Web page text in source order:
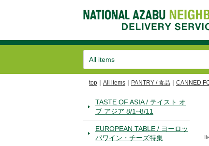
top All items PANTRY / 食品 CANNED
TASTE OF ASIA / テイスト オ
ブ アジア 8/1~8/11
EUROPEAN TABLE / ヨーロッ
パワイン・チーズ特集